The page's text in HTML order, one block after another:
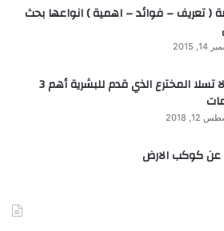
( تعريف – فوائد – اهمية ) انواعها بحث
2015
نيكولا تسلا المخترع الذي قدم للبشرية أهم 3
12, 2018
عن كوكب الارض